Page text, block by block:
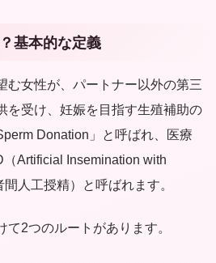
基本的な定義
む女性が、パートナー以外の第三
を受け、妊娠を目指す生殖補助の
Donation」と呼ばれ、医療
Artificial Insemination with
人工授精）と呼ばれます。
2つのルートがあります。